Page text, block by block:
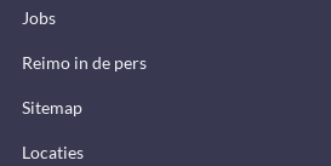
Jobs
Reimo in de pers
Sitemap
Locaties